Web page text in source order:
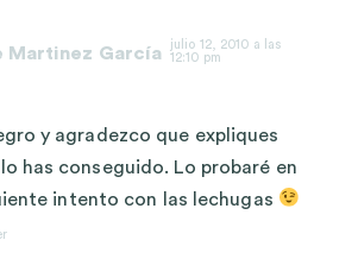
Martinez García
julio 12, 2010 a las
12:10 pm
y agradezco que expliques
has conseguido. Lo probaré en
intento con las lechugas